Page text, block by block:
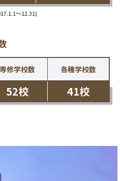
〜12.31)
専修学校数 各種学校数
52校 41校